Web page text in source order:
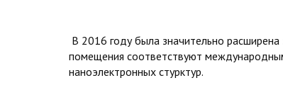
В 2016 году была значительно
помещения соответствуют
наноэлектронных стурктур.